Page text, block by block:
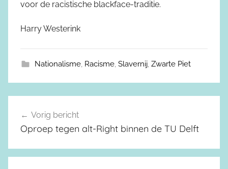
voor de racistische blackface-traditie.
Harry Westerink
Nationalisme, Racisme, Slavernij, Zwarte Piet
Berichtnavigatie
Vorig bericht
Oproep tegen alt-Right binnen de TU Delft